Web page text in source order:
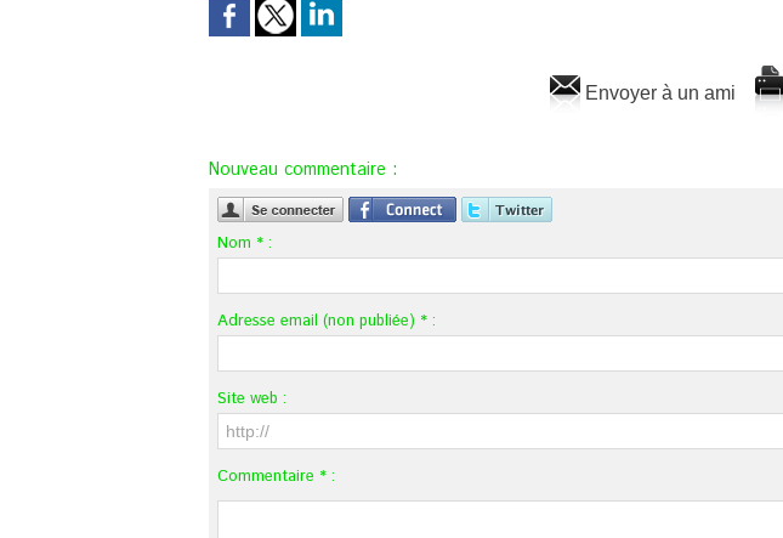
Envoyer à un ami
Nouveau commentaire :
Nom * :
Adresse email (non publiée) * :
Site web :
Commentaire * :